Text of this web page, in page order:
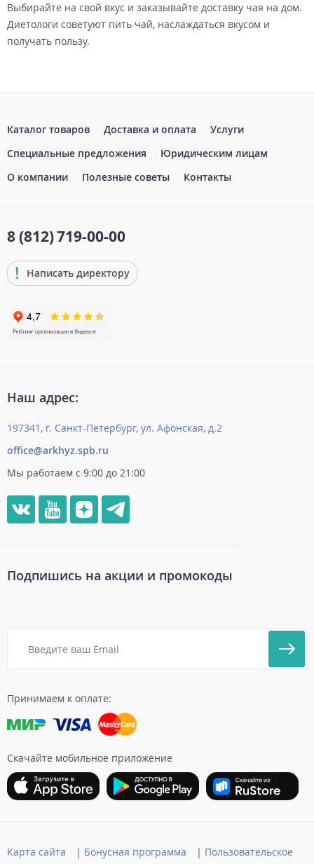
Выбирайте на свой вкус и заказывайте доставку чая на дом.
Диетологи советуют пить чай, наслаждаться вкусом и
получать пользу.
Каталог товаров Доставка и оплата
Услуги
Специальные предложения
Юридическим лицам
О компании
Полезные советы Контакты
8 (812)719-00-00
Написать директору
Наш адрес:
197341, г. Санкт-Петербург, ул. Афонская, д.2
office@arkhyz.spb.ru
Мы работаем с 9:00 до 21:00
Принимаем к оплате:
Скачайте мобильное приложение
Подпишись на акции и промокоды
Карта сайта | Бонусная программа | Пользовательское